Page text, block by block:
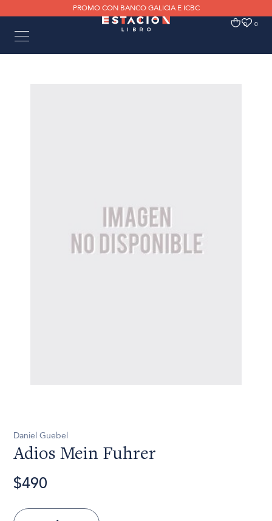
PROMO CON BANCO GALICIA E ICBC
0 0
Daniel Guebel
Adios Mein Fuhrer
$490